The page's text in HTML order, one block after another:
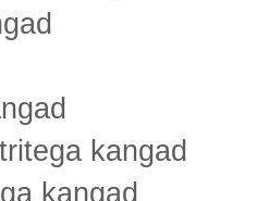
kangad
kangad